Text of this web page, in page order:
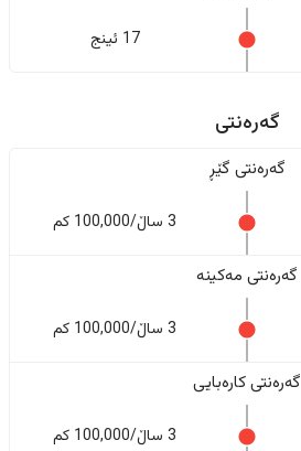
17 ئینج
گەرەنتی
گەرەنتی گێڕ
3 ساڵ/100,000 کم
گەرەنتی مەکینە
3 ساڵ/100,000 کم
گەرەنتی کارەبایی
3 ساڵ/100,000 کم